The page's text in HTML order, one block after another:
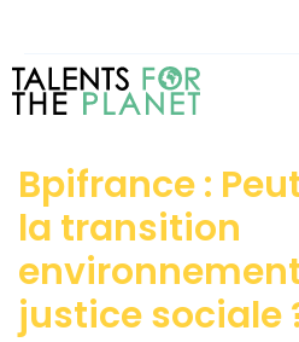
Bpifrance :
la transition
justice sociale